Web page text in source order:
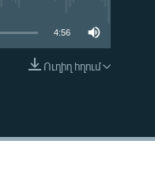
EMBED
4:56
Ուղիղ հղում